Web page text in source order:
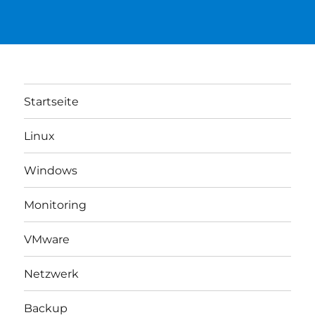
Startseite
Linux
Windows
Monitoring
VMware
Netzwerk
Backup